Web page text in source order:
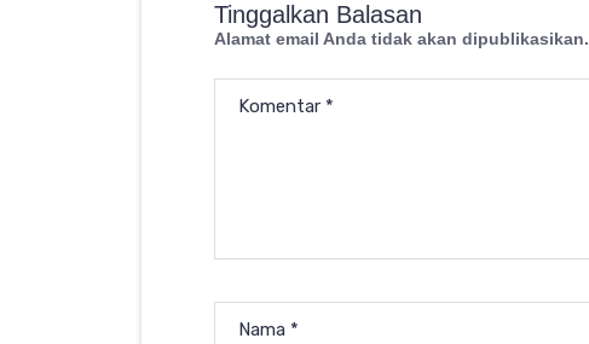
Tinggalkan Balasan
Alamat email Anda tidak akan dipublikasikan.
Komentar *
Nama *